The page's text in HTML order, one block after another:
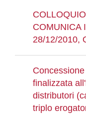
COMUNICA
28/12/2010,
finalizzata
distributori
triplo